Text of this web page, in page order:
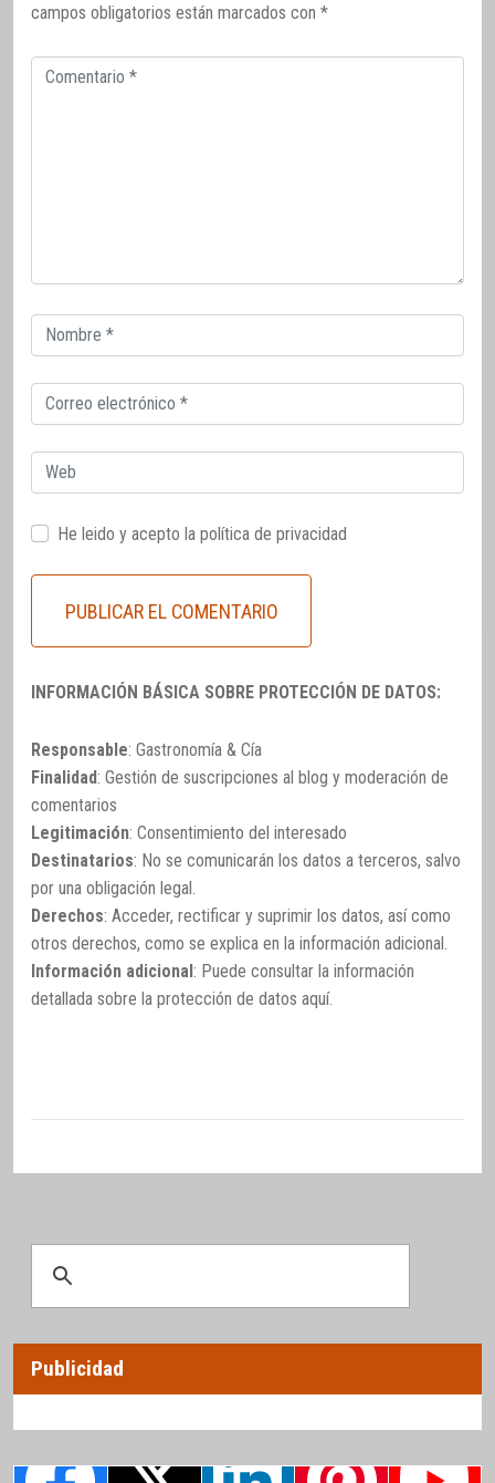
campos obligatorios están marcados con *
Comentario
Correo
electrónico
Correo
electrónico
Web
He leido y acepto la política de privacidad
INFORMACIÓN BÁSICA SOBRE PROTECCIÓN DE DATOS:
Responsable: Gastronomía & Cía
Finalidad: Gestión de suscripciones al blog y moderación de
comentarios
Legitimación: Consentimiento del interesado
Destinatarios: No se comunicarán los datos a terceros, salvo
por una obligación legal.
Derechos: Acceder, rectificar y suprimir los datos, así como
otros derechos, como se explica en la información adicional.
Información adicional: Puede consultar la información
detallada sobre la protección de datos aquí.
Publicidad